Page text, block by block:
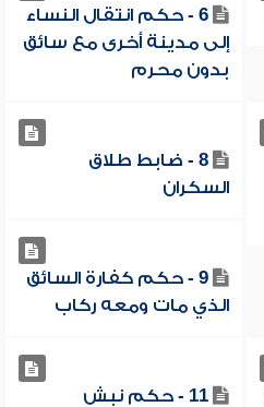
6 - حكم انتقال النساء
إلى مدينة أخرى مع سائق
بدون محرم
8 - ضابط طلاق
السكران
9 - حكم كفارة السائق
الذي مات ومعه ركاب
11 - حكم نبش